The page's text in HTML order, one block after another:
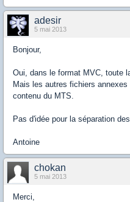
adesir
5 mai 2013
Bonjour,
Oui, dans le format MVC, toute
Mais les autres fichiers
contenu du MTS.
Pas d'idée pour la séparation
Antoine
chokan
5 mai 2013
Merci,